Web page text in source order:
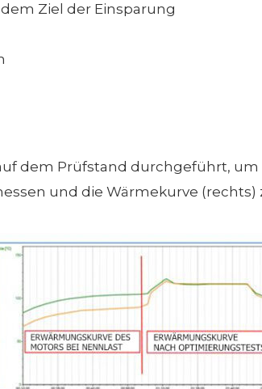
Ziel der Einsparung
dem Prüfstand durchgeführt,
und die Wärmekurve (rechts)